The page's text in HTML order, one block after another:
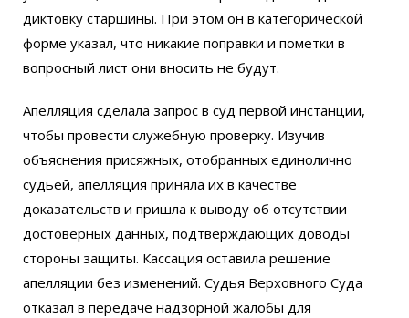
диктовку старшины. При этом он в категорической
форме указал, что никакие поправки и пометки в
вопросный лист они вносить не будут.
Апелляция сделала запрос в суд первой инстанции,
чтобы провести служебную проверку. Изучив
объяснения присяжных, отобранных единолично
судьей, апелляция приняла их в качестве
доказательств и пришла к выводу об отсутствии
достоверных данных, подтверждающих доводы
стороны защиты. Кассация оставила решение
апелляции без изменений. Судья Верховного Суда
отказал в передаче надзорной жалобы для